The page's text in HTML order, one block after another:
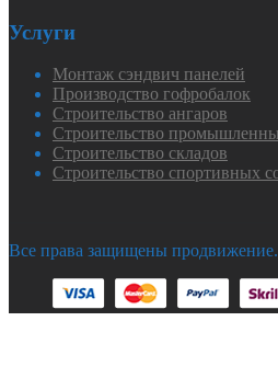
Услуги
Монтаж сэндвич панелей
Производство гофробалок
Строительство ангаров
Строительство
Строительство складов
Строительство спортивных
Все права защищены